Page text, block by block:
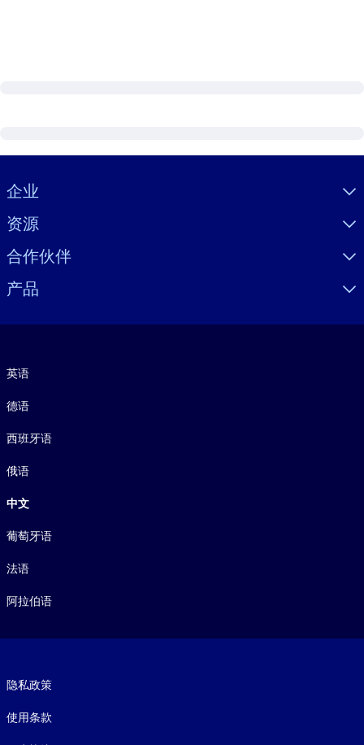
Visually hidden Text
企业
资源
合作伙伴
产品
英语
德语
西班牙语
俄语
中文
葡萄牙语
法语
阿拉伯语
隐私政策
使用条款